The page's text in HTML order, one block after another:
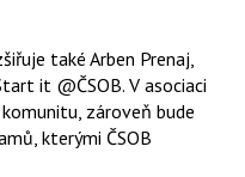
také Arben Prenaj,
it @ČSOB. V asociaci
zároveň bude
kterými ČSOB